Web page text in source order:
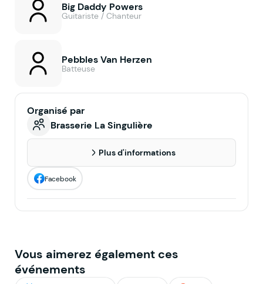
Big Daddy Powers
Guitariste / Chanteur
Pebbles Van Herzen
Batteuse
Organisé par
Brasserie La Singulière
Plus d'informations
Facebook
Vous aimerez également ces
événements